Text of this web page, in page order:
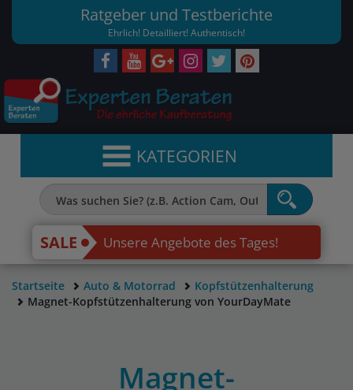
Ratgeber und Testberichte
Ehrlich! Detailliert! Authentisch!
KATEGORIEN
SALE Unsere Angebote des Tages!
Startseite Auto & Motorrad
Kopfstützenhalterung
Magnet-Kopfstützenhalterung von YourDayMate
Magnet-